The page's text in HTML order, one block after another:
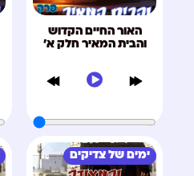
האור החיים הקדוש
והבית המאיר חלק א'
ימים של צדיקים